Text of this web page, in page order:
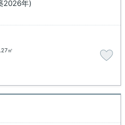
2026年)
㎡